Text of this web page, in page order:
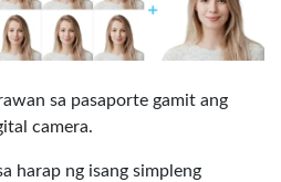
sa pasaporte gamit ang
camera.
harap ng isang simpleng